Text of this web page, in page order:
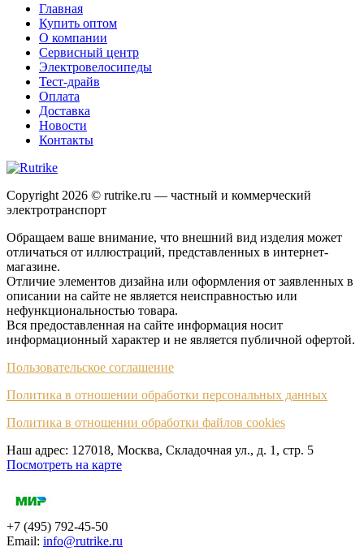
Главная
Купить оптом
О компании
Сервисный центр
Электровелосипеды
Тест-драйв
Оплата
Доставка
Новости
Контакты
Copyright 2026 © rutrike.ru — частный и коммерческий
электротранспорт
Обращаем ваше внимание, что внешний вид изделия может
отличаться от иллюстраций, представленных в интернет-
магазине.
Отличие элементов дизайна или оформления от заявленных в
описании на сайте не является неисправностью или
нефункциональностью товара.
Вся предоставленная на сайте информация носит
информационный характер и не является публичной офертой.
Пользовательское соглашение
Политика в отношении обработки персональных данных
Политика в отношении обработки файлов cookies
Наш адрес: 127018, Москва, Складочная ул., д. 1, cтр. 5
Посмотреть на карте
+7 (495) 792-45-50
Email: info@rutrike.ru